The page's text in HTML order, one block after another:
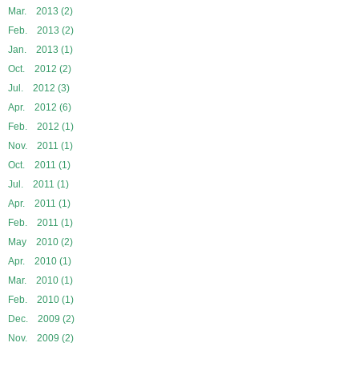
Mar. 2013 (2)
Feb. 2013 (2)
Jan. 2013 (1)
Oct. 2012 (2)
Jul. 2012 (3)
Apr. 2012 (6)
Feb. 2012 (1)
Nov. 2011 (1)
Oct. 2011 (1)
Jul. 2011 (1)
Apr. 2011 (1)
Feb. 2011 (1)
May 2010 (2)
Apr. 2010 (1)
Mar. 2010 (1)
Feb. 2010 (1)
Dec. 2009 (2)
Nov. 2009 (2)